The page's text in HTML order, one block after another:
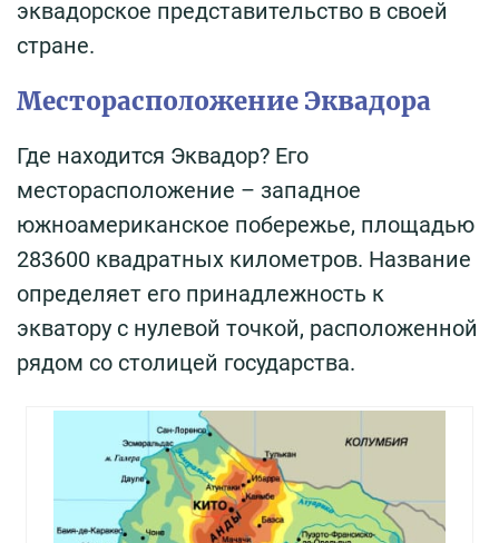
эквадорское представительство в своей
стране.
Месторасположение Эквадора
Где находится Эквадор? Его
месторасположение – западное
южноамериканское побережье, площадью
283600 квадратных километров. Название
определяет его принадлежность к
экватору с нулевой точкой, расположенной
рядом со столицей государства.